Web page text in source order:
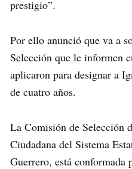
prestigio”.
Por ello anunció que va a
Selección que le informen
aplicaron para designar a
de cuatro años.
La Comisión de Selección
Ciudadana del Sistema
Guerrero, está conformada